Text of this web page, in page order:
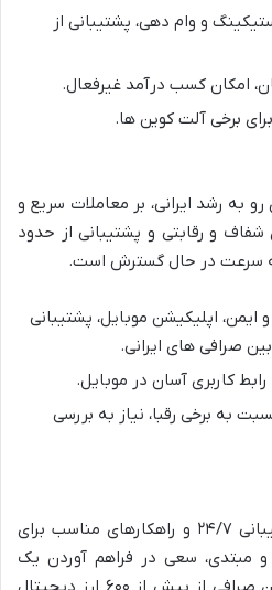
و وام دهی، پشتیبانی از
امکان کسب درآمد غیرفعال.
برخی آلت کوین ها.
به رشد ایرانی، بر معاملات سریع و
شفاف و رقابتی و پشتیبانی از حدود
ایمن، اپلیکیشن موبایل، پشتیبانی
صرافی های ایرانی.
کاربری آسان در موبایل.
به برخی رقبا، نیاز به بررسی
بیت ۲۴ با ارائه خدمات پشتیبانی ۲۴/۷ و راهکارهای مناسب برای
و مبتدی، سعی در فراهم آوردن یک